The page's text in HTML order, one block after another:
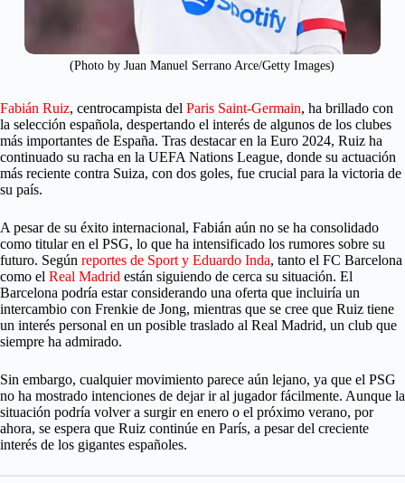
(Photo by Juan Manuel Serrano Arce/Getty Images)
Fabián Ruiz, centrocampista del Paris Saint-Germain, ha brillado con
la selección española, despertando el interés de algunos de los clubes
más importantes de España. Tras destacar en la Euro 2024, Ruiz ha
continuado su racha en la UEFA Nations League, donde su actuación
más reciente contra Suiza, con dos goles, fue crucial para la victoria de
su país.
A pesar de su éxito internacional, Fabián aún no se ha consolidado
como titular en el PSG, lo que ha intensificado los rumores sobre su
futuro. Según reportes de Sport y Eduardo Inda, tanto el FC Barcelona
como el Real Madrid están siguiendo de cerca su situación. El
Barcelona podría estar considerando una oferta que incluiría un
intercambio con Frenkie de Jong, mientras que se cree que Ruiz tiene
un interés personal en un posible traslado al Real Madrid, un club que
siempre ha admirado.
Sin embargo, cualquier movimiento parece aún lejano, ya que el PSG
no ha mostrado intenciones de dejar ir al jugador fácilmente. Aunque la
situación podría volver a surgir en enero o el próximo verano, por
ahora, se espera que Ruiz continúe en París, a pesar del creciente
interés de los gigantes españoles.